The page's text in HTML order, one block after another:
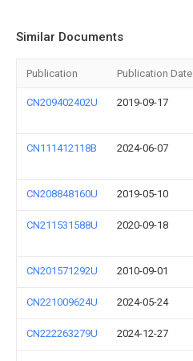
Similar Documents
Publication Publication Date
CN209402402U 2019-09-17
CN111412118B 2024-06-07
CN208848160U 2019-05-10
CN211531588U 2020-09-18
CN201571292U 2010-09-01
CN221009624U 2024-05-24
CN222263279U 2024-12-27